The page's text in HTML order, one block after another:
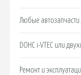
Любые автозапчасти
DOHC i-VTEC или
Ремонт и